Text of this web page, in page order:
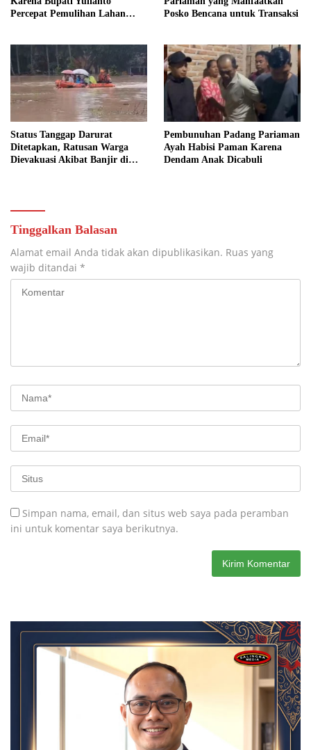
Percepat Pemulihan Lahan
Posko Bencana untuk Transaksi
Status Tanggap Darurat
Ditetapkan, Ratusan Warga
Dievakuasi Akibat Banjir di
Pembunuhan Padang Pariaman
Ayah Habisi Paman Karena
Dendam Anak Dicabuli
Tinggalkan Balasan
Alamat email Anda tidak akan dipublikasikan. Ruas yang
wajib ditandai *
Simpan nama, email, dan situs web saya pada peramban
ini untuk komentar saya berikutnya.